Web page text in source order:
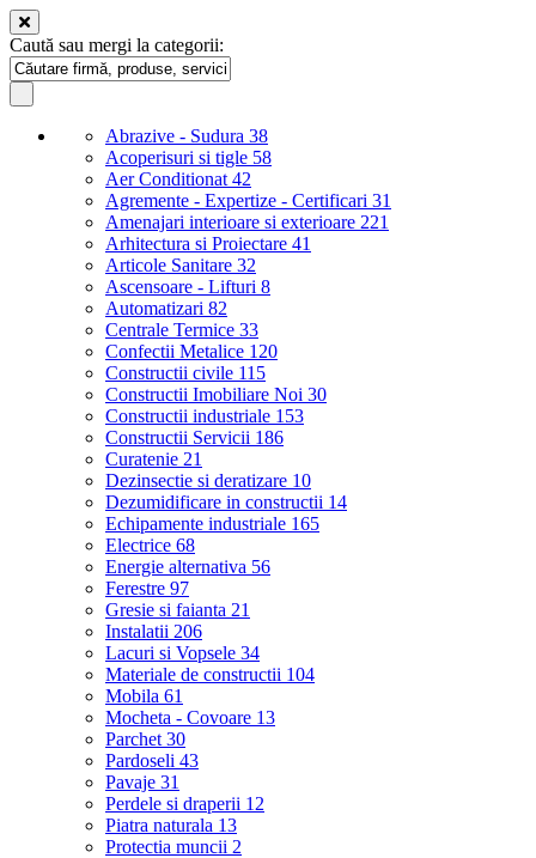
Caută sau mergi la categorii:
Abrazive - Sudura 38
Acoperisuri si tigle 58
Aer Conditionat 42
Agremente - Expertize - Certificari 31
Amenajari interioare si exterioare 221
Arhitectura si Proiectare 41
Articole Sanitare 32
Ascensoare - Lifturi 8
Automatizari 82
Centrale Termice 33
Confectii Metalice 120
Constructii civile 115
Constructii Imobiliare Noi 30
Constructii industriale 153
Constructii Servicii 186
Curatenie 21
Dezinsectie si deratizare 10
Dezumidificare in constructii 14
Echipamente industriale 165
Electrice 68
Energie alternativa 56
Ferestre 97
Gresie si faianta 21
Instalatii 206
Lacuri si Vopsele 34
Materiale de constructii 104
Mobila 61
Mocheta - Covoare 13
Parchet 30
Pardoseli 43
Pavaje 31
Perdele si draperii 12
Piatra naturala 13
Protectia muncii 2